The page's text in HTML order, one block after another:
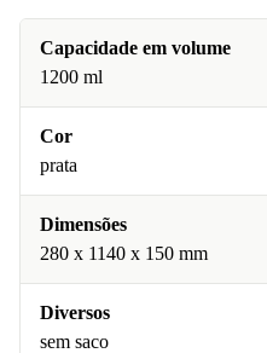
Capacidade em volume
1200 ml
Cor
prata
Dimensões
280 x 1140 x 150 mm
Diversos
sem saco